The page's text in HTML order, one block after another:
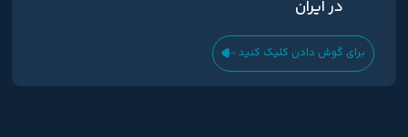
در ایران
برای گوش دادن کلیک کنید